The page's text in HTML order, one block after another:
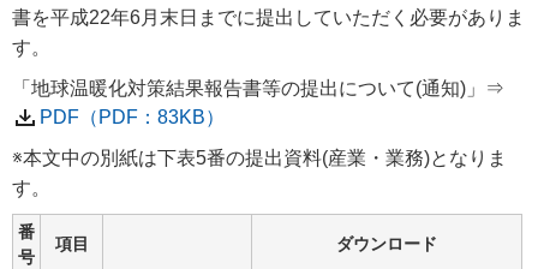
書を平成22年6月末日までに提出していただく必要がありま
す。
「地球温暖化対策結果報告書等の提出について(通知)」⇒
PDF（PDF：83KB）
※本文中の別紙は下表5番の提出資料(産業・業務)となりま
す。
番
号
項目 ダウンロード